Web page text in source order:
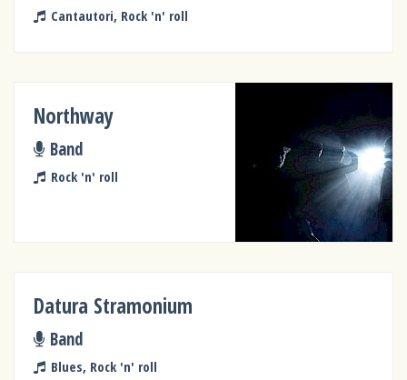
Cantautori, Rock 'n' roll
Northway
Band
Rock 'n' roll
Datura Stramonium
Band
Blues, Rock 'n' roll